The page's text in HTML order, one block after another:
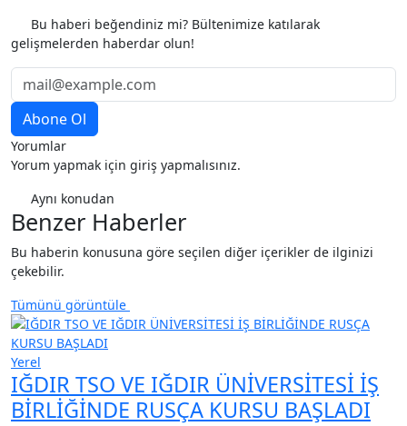
Bu haberi beğendiniz mi? Bültenimize katılarak
gelişmelerden haberdar olun!
Yorumlar
Yorum yapmak için giriş yapmalısınız.
Aynı konudan
Benzer Haberler
Bu haberin konusuna göre seçilen diğer içerikler de ilginizi
çekebilir.
Tümünü görüntüle
Yerel
IĞDIR TSO VE IĞDIR ÜNİVERSİTESİ İŞ
BİRLİĞİNDE RUSÇA KURSU BAŞLADI